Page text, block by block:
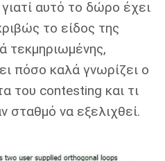
αυτό το δώρο έχει
το είδος της
τεκμηριωμένης,
πόσο καλά γνωρίζει ο
του contesting και τι
σταθμό να εξελιχθεί.